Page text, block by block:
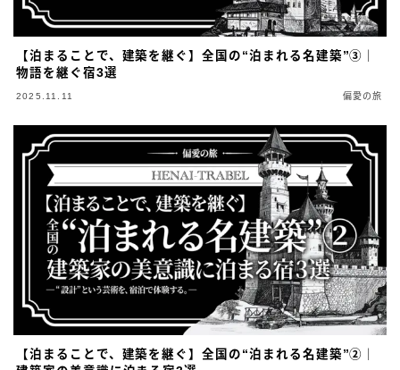
【泊まることで、建築を継ぐ】全国の“泊まれる名建築”③｜
物語を継ぐ宿3選
2025.11.11 偏愛の旅
【泊まることで、建築を継ぐ】全国の“泊まれる名建築”②｜